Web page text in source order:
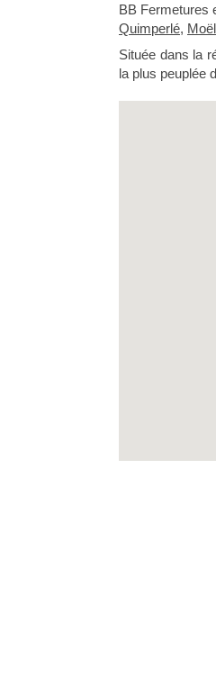
BB Fermetures
Quimperlé,
Située dans la
la plus peuplée